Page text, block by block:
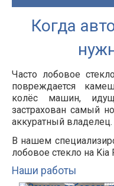
Когда
Часто лобовое
повреждается
колёс машин,
застрахован самый
аккуратный владелец.
В нашем
лобовое стекло на Kia
Наши работы